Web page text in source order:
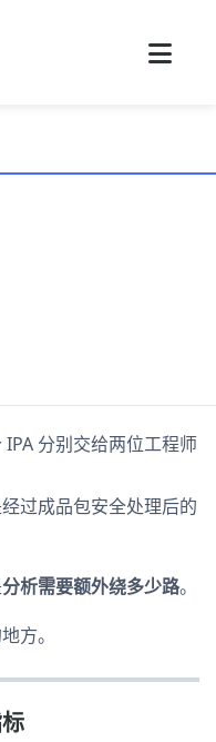
分别交给两位工程师
过成品包安全处理后的
分析需要额外绕多少路。
方。